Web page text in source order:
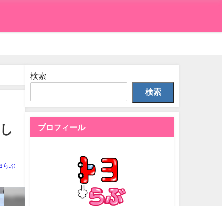
らぶ
検索
検索
プロフィール